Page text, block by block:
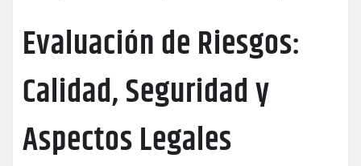
Evaluación de Riesgos:
Calidad, Seguridad y
Aspectos Legales